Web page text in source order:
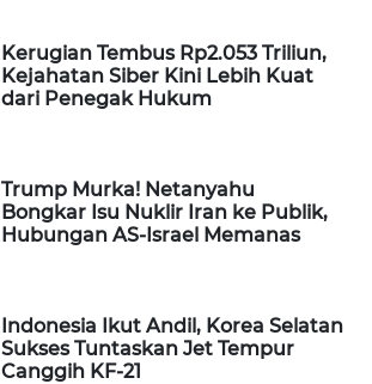
Kerugian Tembus Rp2.053 Triliun,
Kejahatan Siber Kini Lebih Kuat
dari Penegak Hukum
Trump Murka! Netanyahu
Bongkar Isu Nuklir Iran ke Publik,
Hubungan AS-Israel Memanas
Indonesia Ikut Andil, Korea Selatan
Sukses Tuntaskan Jet Tempur
Canggih KF-21